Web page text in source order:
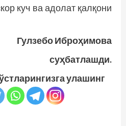
куч ва адолат қалқони
Гулзебо Иброҳимова
суҳбатлашди.
улашинг